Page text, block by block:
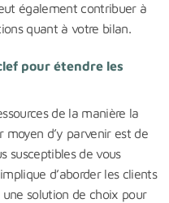
également contribuer à
quant à votre bilan.
pour étendre les
de la manière la
moyen d’y parvenir est de
susceptibles de vous
d’aborder les clients
solution de choix pour